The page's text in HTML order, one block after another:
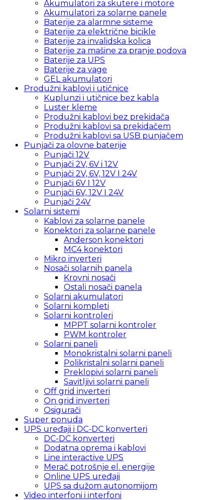
Akumulatori za skutere i motore
Akumulatori za solarne panele
Baterije za alarmne sisteme
Baterije za električne bicikle
Baterije za invalidska kolica
Baterije za mašine za pranje podova
Baterije za UPS
Baterije za vage
GEL akumulatori
Produžni kablovi i utičnice
Kuplunzi i utičnice bez kabla
Luster kleme
Produžni kablovi bez prekidača
Produžni kablovi sa prekidačem
Produžni kablovi sa USB punjačem
Punjači za olovne baterije
Punjači 12V
Punjači 2V, 6V i 12V
Punjači 2V, 6V, 12V I 24V
Punjači 6V I 12V
Punjači 6V, 12V I 24V
Punjači 24V
Solarni sistemi
Kablovi za solarne panele
Konektori za solarne panele
Anderson konektori
MC4 konektori
Mikro inverteri
Nosači solarnih panela
Krovni nosači
Ostali nosači panela
Solarni akumulatori
Solarni kompleti
Solarni kontroleri
MPPT solarni kontroler
PWM kontroler
Solarni paneli
Monokristalni solarni paneli
Polikristalni solarni paneli
Preklopivi solarni paneli
Savitljivi solarni paneli
Off grid inverteri
On grid inverteri
Osigurači
Super ponuda
UPS uređaji i DC-DC konverteri
DC-DC konverteri
Dodatna oprema i kablovi
Line interactive UPS
Merač potrošnje el. energije
Online UPS uređaji
UPS sa dužom autonomijom
Video interfoni i interfoni